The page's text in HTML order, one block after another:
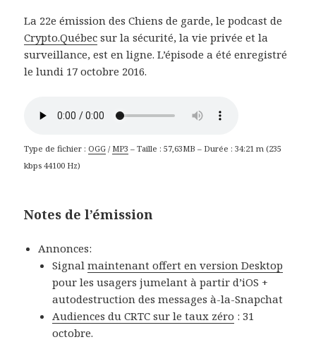
La 22e émission des Chiens de garde, le podcast de
Crypto.Québec sur la sécurité, la vie privée et la
surveillance, est en ligne. L’épisode a été enregistré
le lundi 17 octobre 2016.
Type de fichier : OGG / MP3 – Taille : 57,63MB – Durée : 34:21 m (235
kbps 44100 Hz)
Notes de l’émission
Annonces:
Signalmaintenant offert en version Desktop
pour les usagers jumelant à partir d’iOS +
autodestruction des messages à-la-Snapchat
Audiences du CRTC sur le taux zéro : 31
octobre.